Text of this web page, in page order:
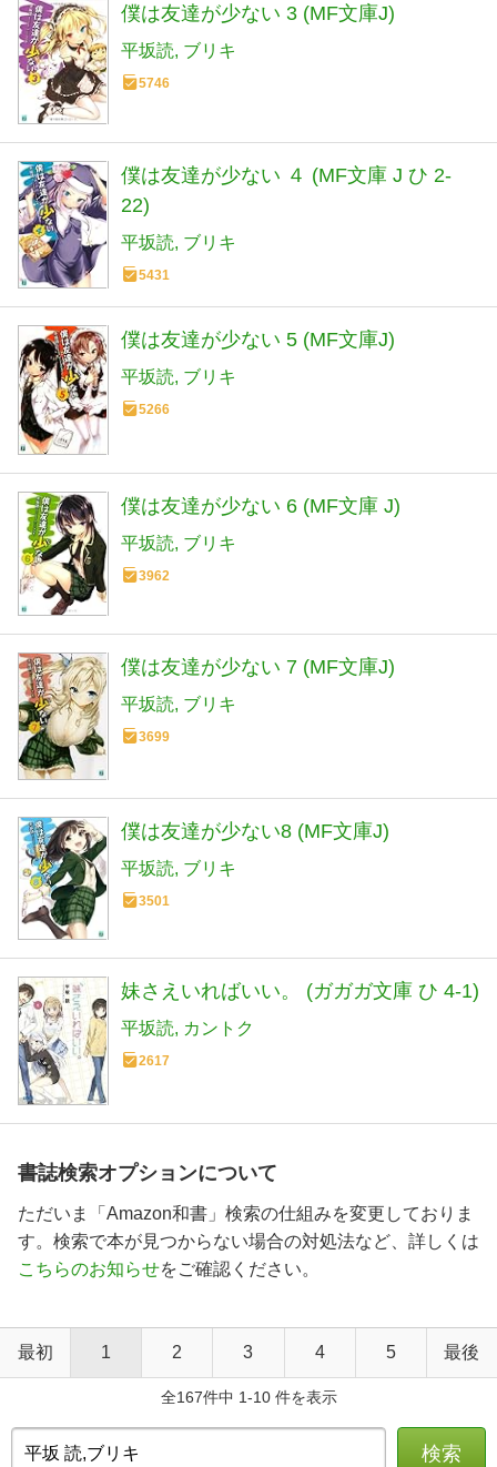
僕は友達が少ない 3 (MF文庫J)
平坂読 ブリキ
5746
僕は友達が少ない ４ (MF文庫 J ひ 2-
22)
平坂読 ブリキ
5431
僕は友達が少ない 5 (MF文庫J)
平坂読 ブリキ
5266
僕は友達が少ない 6 (MF文庫 J)
平坂読 ブリキ
3962
僕は友達が少ない 7 (MF文庫J)
平坂読 ブリキ
3699
僕は友達が少ない8 (MF文庫J)
平坂読 ブリキ
3501
妹さえいればいい。 (ガガガ文庫 ひ 4-1)
平坂読 カントク
2617
書誌検索オプションについて
ただいま「Amazon和書」検索の仕組みを変更しておりま
す。検索で本が見つからない場合の対処法など、詳しくは
こちらのお知らせをご確認ください。
最初 1 2 3 4 5 最後
全167件中 1-10 件を表示
検索